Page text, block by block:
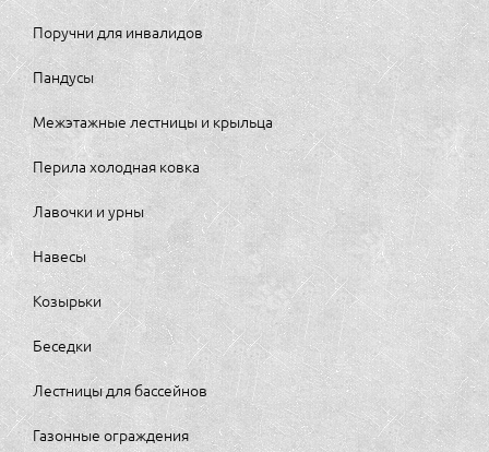
Поручни для инвалидов
Пандусы
Межэтажные лестницы и крыльца
Перила холодная ковка
Лавочки и урны
Навесы
Козырьки
Беседки
Лестницы для бассейнов
Газонные ограждения